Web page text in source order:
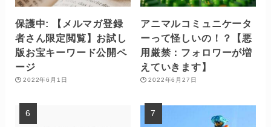
保護中: 【メルマガ登録
者さん限定閲覧】お試し
版お宝キーワード公開ペ
ージ
2022年6月1日
アニマルコミュニケータ
ーって怪しいの！？【悪
用厳禁：フォロワーが増
えていきます】
2022年6月27日